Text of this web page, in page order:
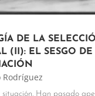
DE LA
(II): EL SESGO DE
Han pasado